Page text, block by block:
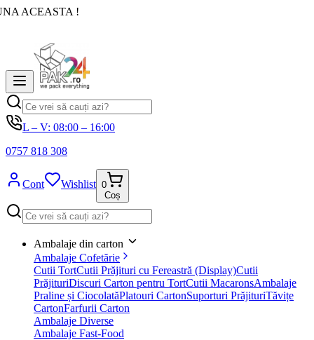
ACEASTA !
L – V: 08:00 – 16:00
0757 818 308
Cont Wishlist 0
Coș
Ambalaje din carton
Ambalaje Cofetărie
Cutii TortCutii Prăjituri cu Fereastră (Display)Cutii
PrăjituriDiscuri Carton pentru TortCutii MacaronsAmbalaje
Praline și CiocolatăPlatouri CartonSuporturi PrăjituriTăvițe
CartonFarfurii Carton
Ambalaje Diverse
Ambalaje Fast-Food